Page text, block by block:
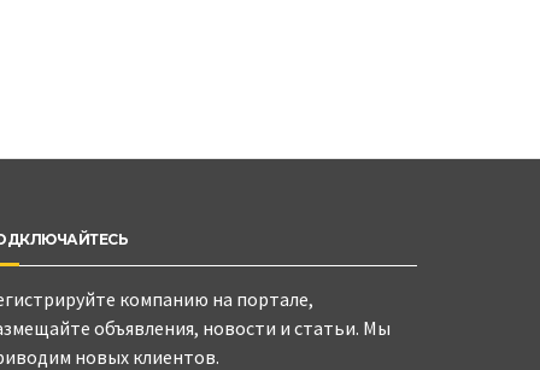
компанию на портале,
объявления, новости и статьи. Мы
новых клиентов.